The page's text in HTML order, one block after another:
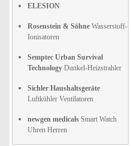
ELESION
Rosenstein & Söhne Wasserstoff-
Ionisatoren
Semptec Urban Survival
Technology Dunkel-Heizstrahler
Sichler Haushaltsgeräte
Luftkühler Ventilatoren
newgen medicals Smart Watch
Uhren Herren